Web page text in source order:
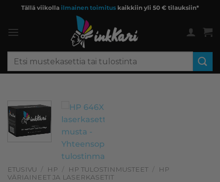
content
Tällä viikolla ilmainen toimitus kaikkiin yli 50 € tilauksiin*
Etsi:
ETUSIVU / HP / HP TULOSTINMUSTEET /
HP
VÄRIAINEET JA LASERKASETIT